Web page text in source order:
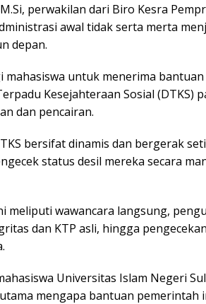
perwakilan dari Biro Kesra
awal tidak serta merta
depan.
mahasiswa untuk menerima
Kesejahteraan Sosial (DTKS)
dan pencairan.
bersifat dinamis dan bergerak
status desil mereka secara
meliputi wawancara langsung,
dan KTP asli, hingga
Universitas Islam Negeri
mengapa bantuan pemerintah